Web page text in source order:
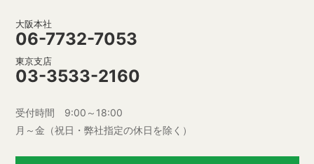
大阪本社
06-7732-7053
東京支店
03-3533-2160
受付時間 9:00～18:00
月～金（祝日・弊社指定の休日を除く）